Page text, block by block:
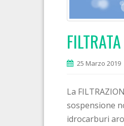
25 Marzo 2019
La
sospensione
idrocarburi